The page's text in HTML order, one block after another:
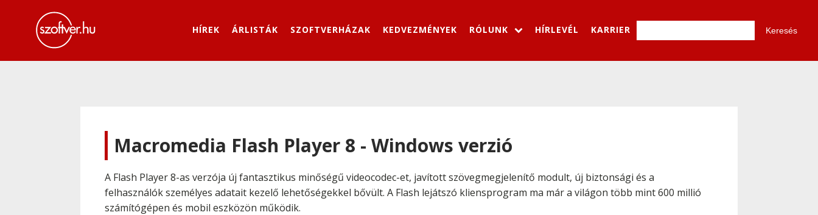
HÍREK ÁRLISTÁK SZOFTVERHÁZAK KEDVEZMÉNYEK RÓLUNK HÍRLEVÉL KARRIER
Macromedia Flash Player 8 - Windows verzió
A Flash Player 8-as verzója új fantasztikus minőségű videocodec-et, javított szövegmegjelenítő modult, új biztonsági és a
felhasználók személyes adatait kezelő lehetőségekkel bővült. A Flash lejátszó kliensprogram ma már a világon több mint 600 millió
számítógépen és mobil eszközön működik.